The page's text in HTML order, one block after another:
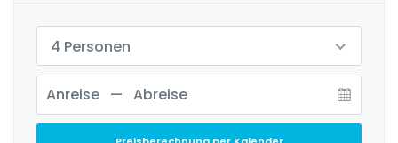
4 Personen